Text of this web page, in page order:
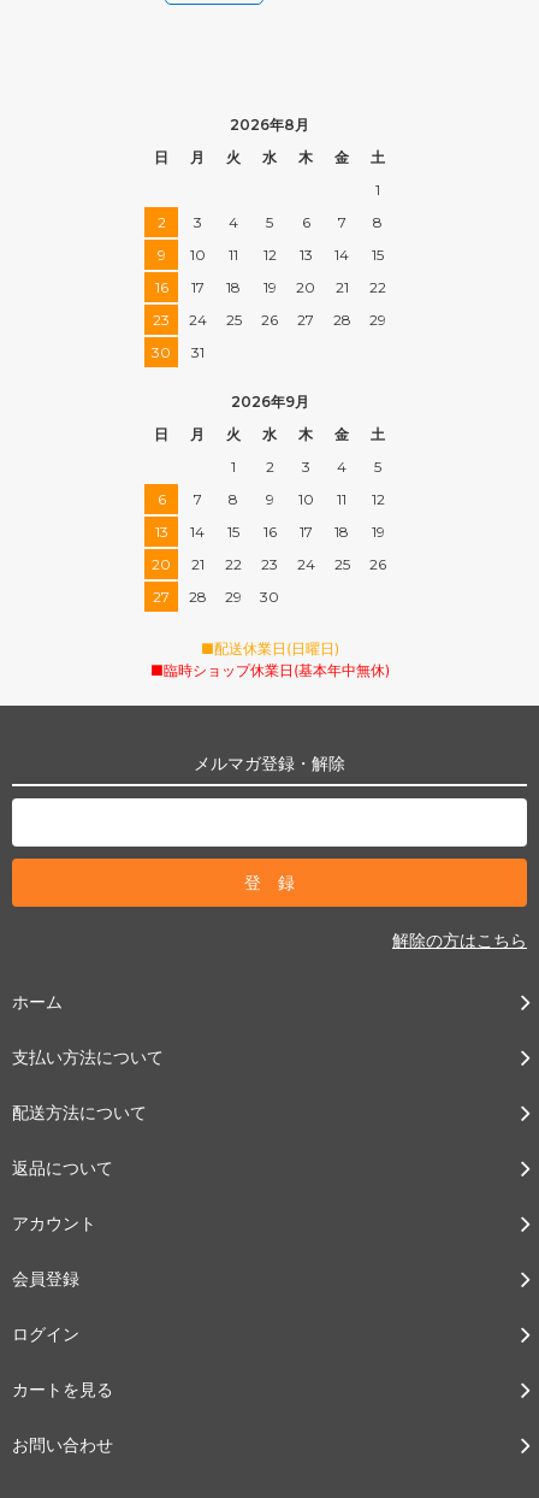
2026年8月
日
月 火 水 木 金
土
1
2
3 4 5 6 7
8
9
10 11 12 13 14
15
16
17 18 19 20 21
22
23
24 25 26 27 28
29
30
31
2026年9月
日
月 火 水 木 金
土
1
2 3 4
5
6
7 8 9 10 11
12
13
14 15 16 17 18
19
20
21 22 23 24 25
26
27
28 29 30
■配送休業日(日曜日)
■臨時ショップ休業日(基本年中無休)
メルマガ登録・解除
解除の方はこちら
ホーム
支払い方法について
配送方法について
返品について
アカウント
会員登録
ログイン
カートを見る
お問い合わせ